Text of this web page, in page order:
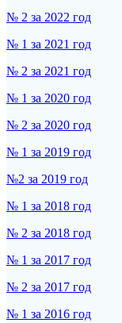
№ 2 за 2022 год
№ 1 за 2021 год
№ 2 за 2021 год
№ 1 за 2020 год
№ 2 за 2020 год
№ 1 за 2019 год
№2 за 2019 год
№ 1 за 2018 год
№ 2 за 2018 год
№ 1 за 2017 год
№ 2 за 2017 год
№ 1 за 2016 год